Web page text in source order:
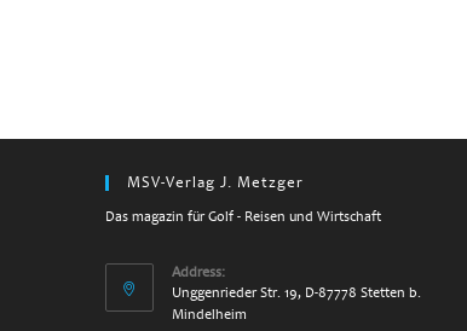
MSV-Verlag J. Metzger
Das magazin für Golf - Reisen und Wirtschaft
Address:
Unggenrieder Str. 19, D-87778 Stetten b.
Mindelheim